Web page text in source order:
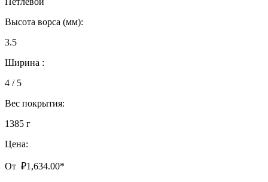
Высота ворса (мм):
3.5
Ширина :
4 / 5
Вес покрытия:
1385 г
Цена:
От ₽1,634.00*